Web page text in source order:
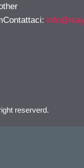
:
reserverd.